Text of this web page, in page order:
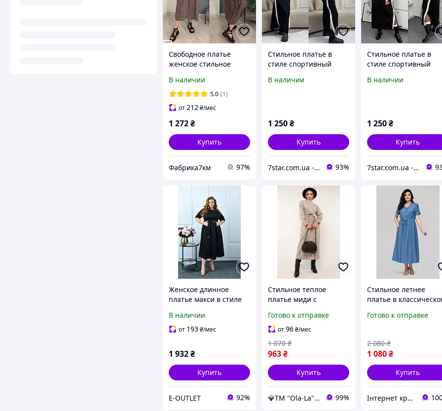
Свободное платье
женское стильное
прогулочное
свободный фасон в
стиле бохо за колено
В наличии
5.0 (1)
от 212 ₴/мес
1 272₴
Купить
Фабрика7км 97%
Стильное платье в
стиле спортивный
плотного итальянского
В наличии
1 250₴
Купить
7star.com.ua - Твой надежный интернет магазин 93%
Стильное платье в
стиле спортивный
плотного итальянского
В наличии
1 250₴
Купить
7star.com.ua - Твой надежный интернет магазин
Женское длинное
платье макси в стиле
хлопка батал Стильное
платье с кнопками,
IG-8664
В наличии
от 193₴/мес
1 932₴
Купить
E-OUTLET 92%
Стильное теплое
платье миди с
Долорес в стиле бохо
42-44 размеры
молочное
Готово к отправке
от96₴/мес
963₴
1 070 ₴
Купить
💎TM "Ola-La" - якісний одяг від виробника 💎 99%
Стильное летнее
платье в
пышных форм
Готово к отправке
1 080₴
2 080 ₴
Купить
Інтернет крамничка "Nika Star"